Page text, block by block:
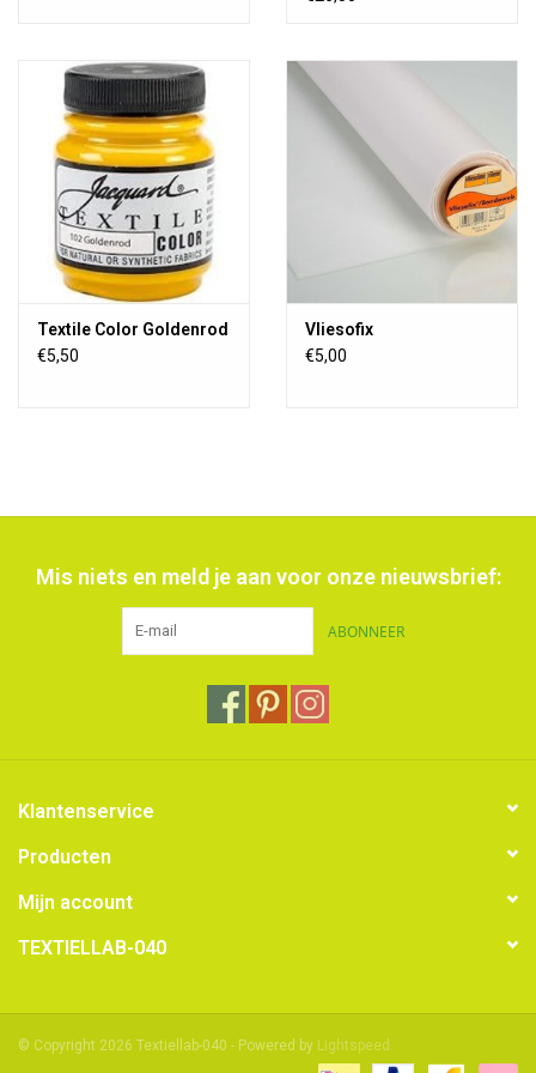
Textile Color Goldenrod
€5,50
Vliesofix
€5,00
Mis niets en meld je aan voor onze nieuwsbrief:
ABONNEER
Klantenservice
Producten
Mijn account
TEXTIELLAB-040
© Copyright 2026 Textiellab-040 - Powered by Lightspeed